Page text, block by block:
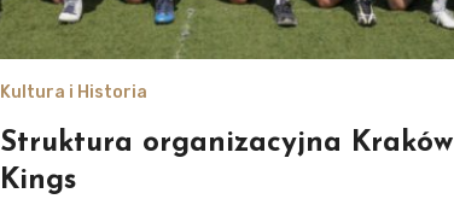
Kultura i Historia
Struktura organizacyjna Kraków
Kings